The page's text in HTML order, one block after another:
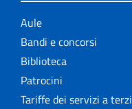
Aule
Bandi e concorsi
Biblioteca
Patrocini
Tariffe dei servizi a terzi